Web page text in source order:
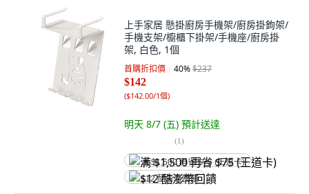
上手家居 懸掛廚房手機架/廚房掛鉤架/
手機支架/櫥櫃下掛架/手機座/廚房掛
架, 白色, 1個
首購折扣價 40%$237
$142
($142.00/1個)
明天 8/7 (五) 預計送達
(1)
满 $1,500 再省 $75 (王道卡)
$12 酷澎幣回饋